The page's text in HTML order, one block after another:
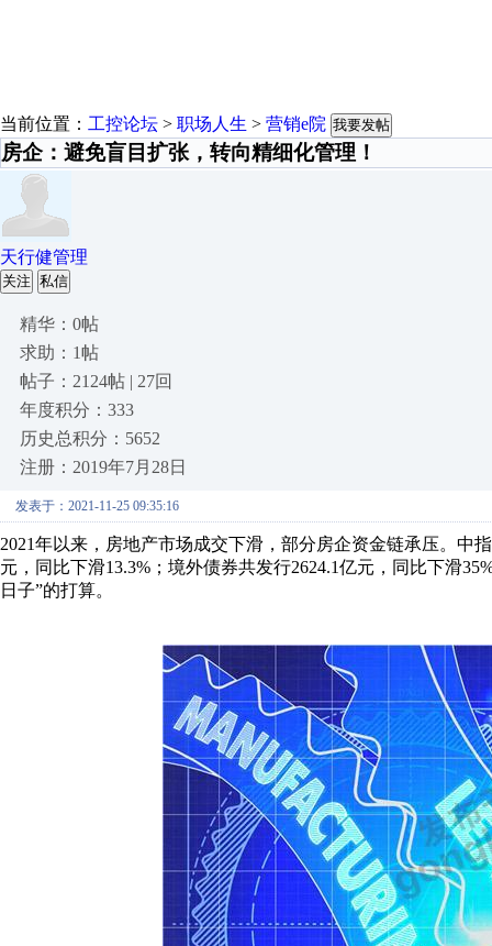
当前位置： 工控论坛 > 职场人生 > 营销e院 我要发帖
房企：避免盲目扩张，转向精细化管理！
天行健管理
关注 私信
精华：0帖
求助：1帖
帖子：2124帖 | 27回
年度积分：333
历史总积分：5652
注册：2019年7月28日
发表于：2021-11-25 09:35:16
2021年以来，房地产市场成交下滑，部分房企资金链承压。中
元，同比下滑13.3%；境外债券共发行2624.1亿元，同比下滑
日子”的打算。